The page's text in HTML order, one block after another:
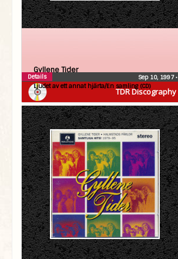
TDR Discography
Gyllene Tider
Ljudet av ett annat hjärta/En samling (CD)
Sep 10, 1997•
Details